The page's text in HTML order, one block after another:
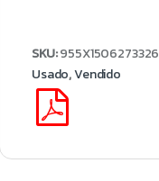
SKU:955X1506273326
Usado,Vendido